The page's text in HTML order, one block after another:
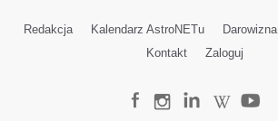
Redakcja Kalendarz AstroNETu Darowizna
Kontakt
Zaloguj